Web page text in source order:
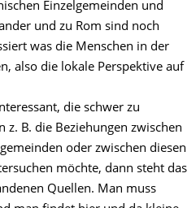
Einzelgemeinden und
und zu Rom sind noch
was die Menschen in der
also die lokale Perspektive auf
die schwer zu
z. B. die Beziehungen zwischen
oder zwischen diesen
möchte, dann steht das
Quellen. Man muss